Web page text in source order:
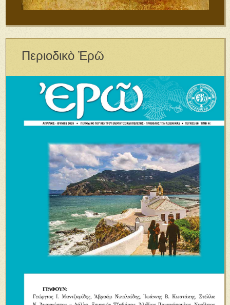
Περιοδικὸ Ἐρῶ